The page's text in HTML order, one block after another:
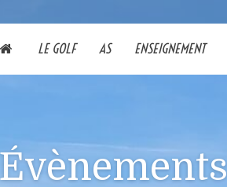
LE GOLF AS ENSEIGNEMENT
Évènements